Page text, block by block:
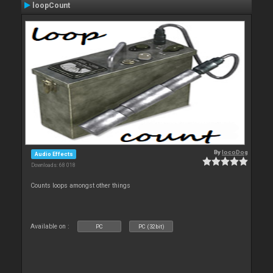
loopCount
Audio Effects
Downloads: 68 018
BylocoDog
Counts loops amongst other things
Available on : PC PC (32bit)